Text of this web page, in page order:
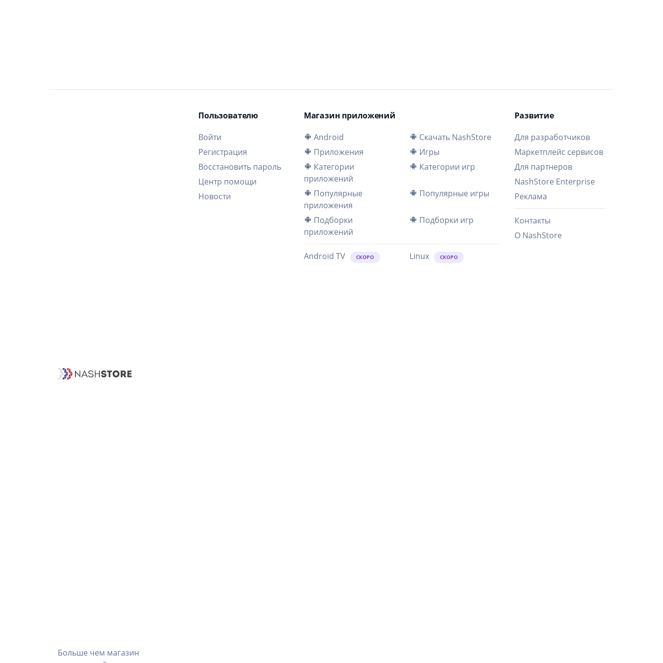
Больше чем магазин
Пользователю
Войти
Регистрация
Восстановить пароль
Центр помощи
Новости
Магазин приложений
Android
Скачать NashStore
Приложения
Игры
Категории
приложений
Категории игр
Популярные
приложения
Популярные игры
Подборки
приложений
Подборки игр
Android TV СКОРО Linux СКОРО
Развитие
Для разработчиков
Маркетплейс сервисов
Для партнеров
NashStore Enterprise
Реклама
Контакты
О NashStore